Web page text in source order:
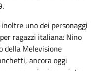
uno dei personaggi
ragazzi italiana: Nino
della Melevisione
ancora oggi